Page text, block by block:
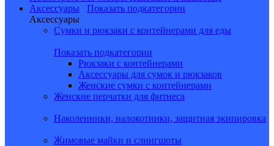
Аксессуары
Показать подкатегории
Аксессуары
Сумки и рюкзаки с контейнерами для еды
Показать подкатегории
Рюкзаки с контейнерами
Аксессуары для сумок и рюкзаков
Женские сумки с контейнерами
Женские перчатки для фитнеса
Наколенники, налокотники, защитная экипировка
Жимовые майки и слингшоты